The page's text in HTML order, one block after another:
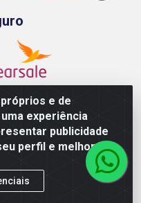
e de
experiência
publicidade
perfil e melhorar a
Galpão A, Ibura -
70.089.974/0001-79